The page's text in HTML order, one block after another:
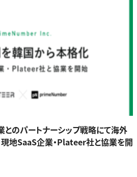
のパートナーシップ戦略にて海外
地SaaS企業・Plateer社と協業を開